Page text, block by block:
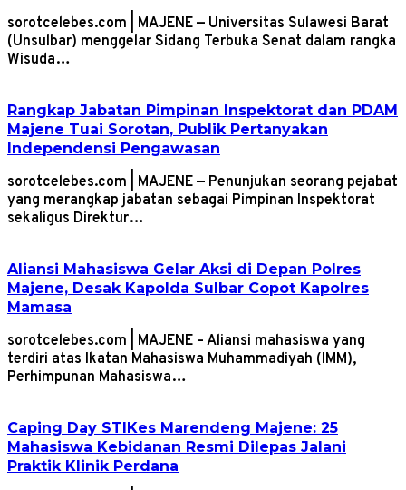
sorotcelebes.com | MAJENE — Universitas Sulawesi Barat
(Unsulbar) menggelar Sidang Terbuka Senat dalam rangka
Wisuda…
Rangkap Jabatan Pimpinan Inspektorat dan PDAM
Majene Tuai Sorotan, Publik Pertanyakan
Independensi Pengawasan
sorotcelebes.com | MAJENE — Penunjukan seorang pejabat
yang merangkap jabatan sebagai Pimpinan Inspektorat
sekaligus Direktur…
Aliansi Mahasiswa Gelar Aksi di Depan Polres
Majene, Desak Kapolda Sulbar Copot Kapolres
Mamasa
sorotcelebes.com | MAJENE – Aliansi mahasiswa yang
terdiri atas Ikatan Mahasiswa Muhammadiyah (IMM),
Perhimpunan Mahasiswa…
Caping Day STIKes Marendeng Majene: 25
Mahasiswa Kebidanan Resmi Dilepas Jalani
Praktik Klinik Perdana